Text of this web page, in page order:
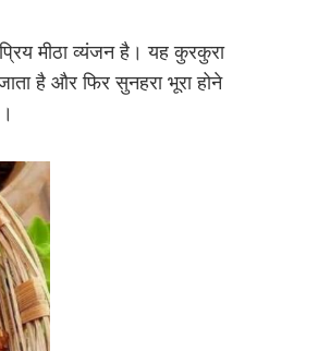
मीठा व्यंजन है। यह कुरकुरा
है और फिर सुनहरा भूरा होने